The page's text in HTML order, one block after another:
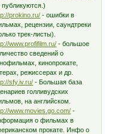
публикуются.)
prokino.ru/ - ошибки в
рецензии, саундтреки
трек-листы).
www.profifilm.ru/ - большое
сведений о
кинопрокате,
режиссерах и др.
sfy.iv.ru/ - Большая база
голливудских
на английском.
www.movies.go.com/ -
о фильмах в
прокате. Инфо о